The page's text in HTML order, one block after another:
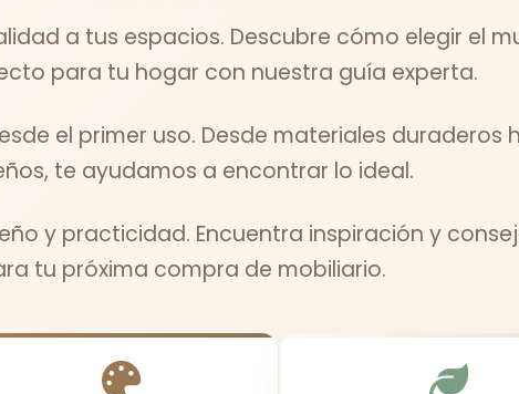
a tus espacios. Descubre cómo elegir el
para tu hogar con nuestra guía experta.
el primer uso. Desde materiales duraderos
te ayudamos a encontrar lo ideal.
y practicidad. Encuentra inspiración y
tu próxima compra de mobiliario.